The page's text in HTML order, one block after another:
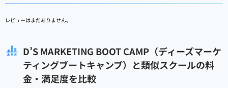
レビューはまだありません。
D’S MARKETING BOOT CAMP（ディーズマーケ
ティングブートキャンプ）と類似スクールの料
金・満足度を比較